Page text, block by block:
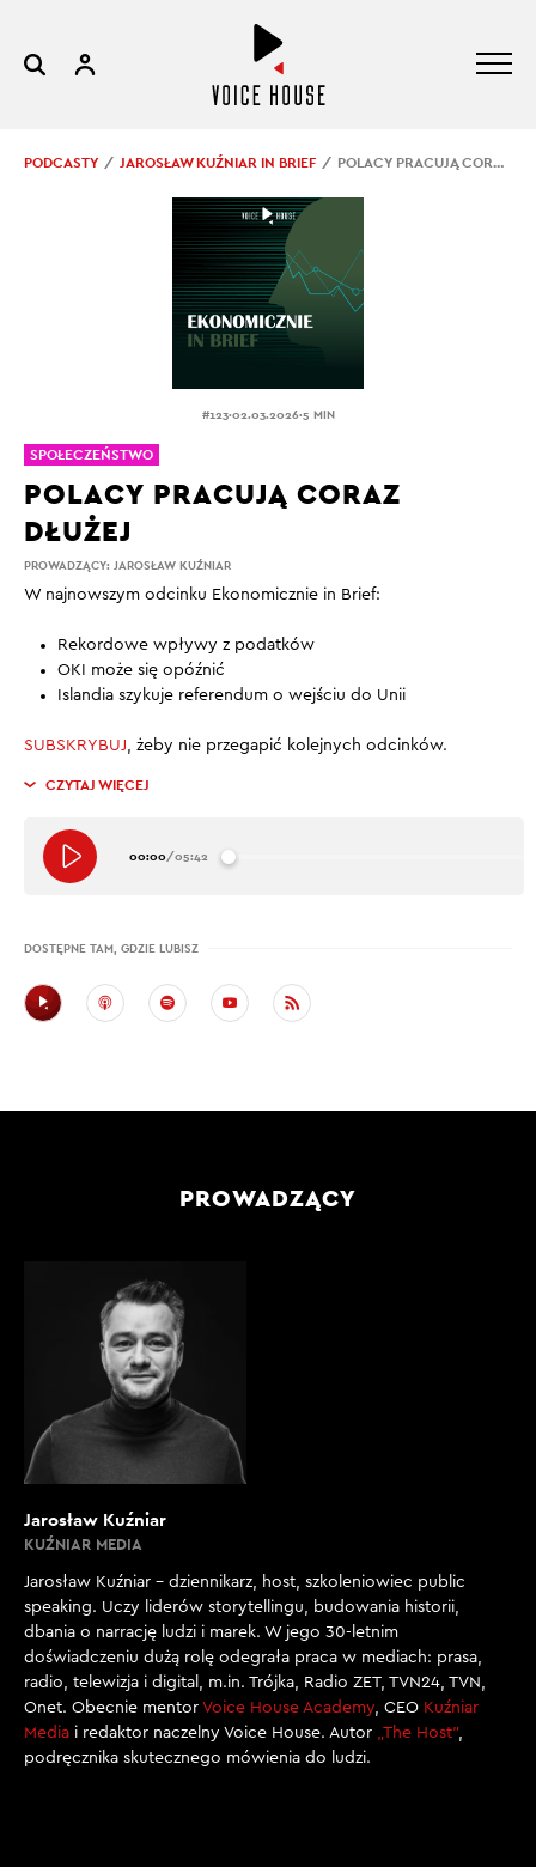
PODCASTY JAROSŁAW KUŹNIAR IN BRIEF POLACY PRACUJĄ CORAZ DŁUŻEJ
#123.02.03.2026.5 MIN
PROWADZĄCY: JAROSŁAW KUŹNIAR
POLACY PRACUJĄ CORAZ
DŁUŻEJ
W najnowszym odcinku Ekonomicznie in Brief:
Rekordowe wpływy z podatków
OKI może się opóźnić
Islandia szykuje referendum o wejściu do Unii
SUBSKRYBUJ, żeby nie przegapić kolejnych odcinków.
CZYTAJ WIĘCEJ
00:00/05:42
DOSTĘPNE TAM, GDZIE LUBISZ
SPOŁECZEŃSTWO
PROWADZĄCY
Jarosław Kuźniar
KUŹNIAR MEDIA
Jarosław Kuźniar – dziennikarz, host, szkoleniowiec public
speaking. Uczy liderów storytellingu, budowania historii,
dbania o narrację ludzi i marek. W jego 30-letnim
doświadczeniu dużą rolę odegrała praca w mediach: prasa,
radio, telewizja i digital, m.in. Trójka, Radio ZET, TVN24, TVN,
Onet. Obecnie mentor Voice House Academy, CEO Kuźniar
Media i redaktor naczelny Voice House. Autor „The Host”,
podręcznika skutecznego mówienia do ludzi.